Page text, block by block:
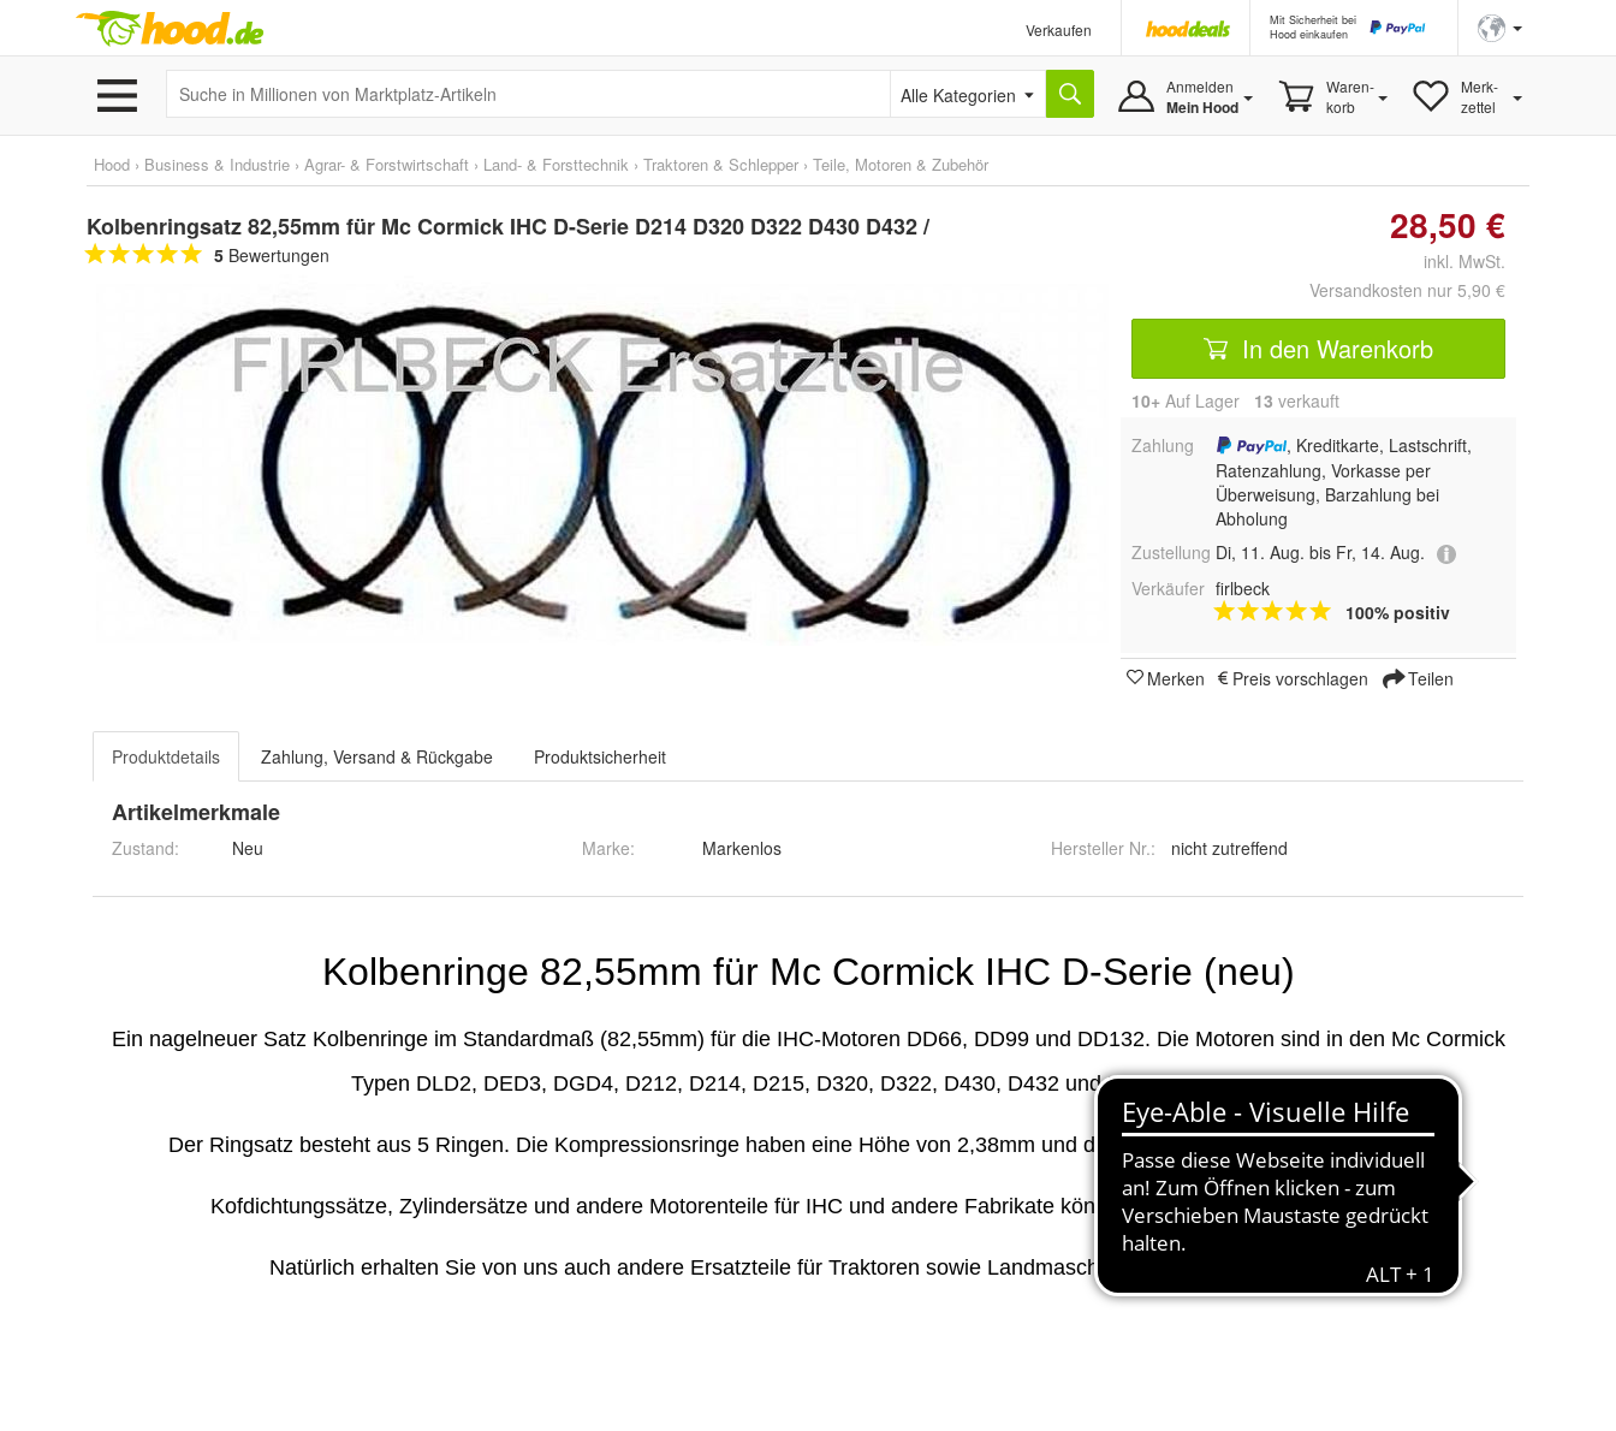
Verkaufen
Mit Sicherheit bei
Hood einkaufen
Alle Kategorien Anmelden
Mein Hood
Waren-
korb
Merk-
zettel
Hood › Business & Industrie › Agrar- & Forstwirtschaft › Land- & Forsttechnik › Traktoren & Schlepper › Teile, Motoren & Zubehör
Kolbenringsatz 82,55mm für Mc Cormick IHC D-Serie D214 D320 D322 D430 D432 /
5 Bewertungen
28,50 €
inkl. MwSt.
Versandkosten nur 5,90 €
In den Warenkorb
10+ Auf Lager 13 verkauft
Zahlung
, Kreditkarte, Lastschrift,
Ratenzahlung, Vorkasse per
Überweisung, Barzahlung bei
Abholung
Zustellung Di, 11. Aug. bis Fr, 14. Aug.
Verkäufer firlbeck
100% positiv
Merken Preis vorschlagen Teilen
Produktdetails Zahlung, Versand & Rückgabe Produktsicherheit
Artikelmerkmale
Zustand: Neu Marke: Markenlos Hersteller Nr.: nicht zutreffend